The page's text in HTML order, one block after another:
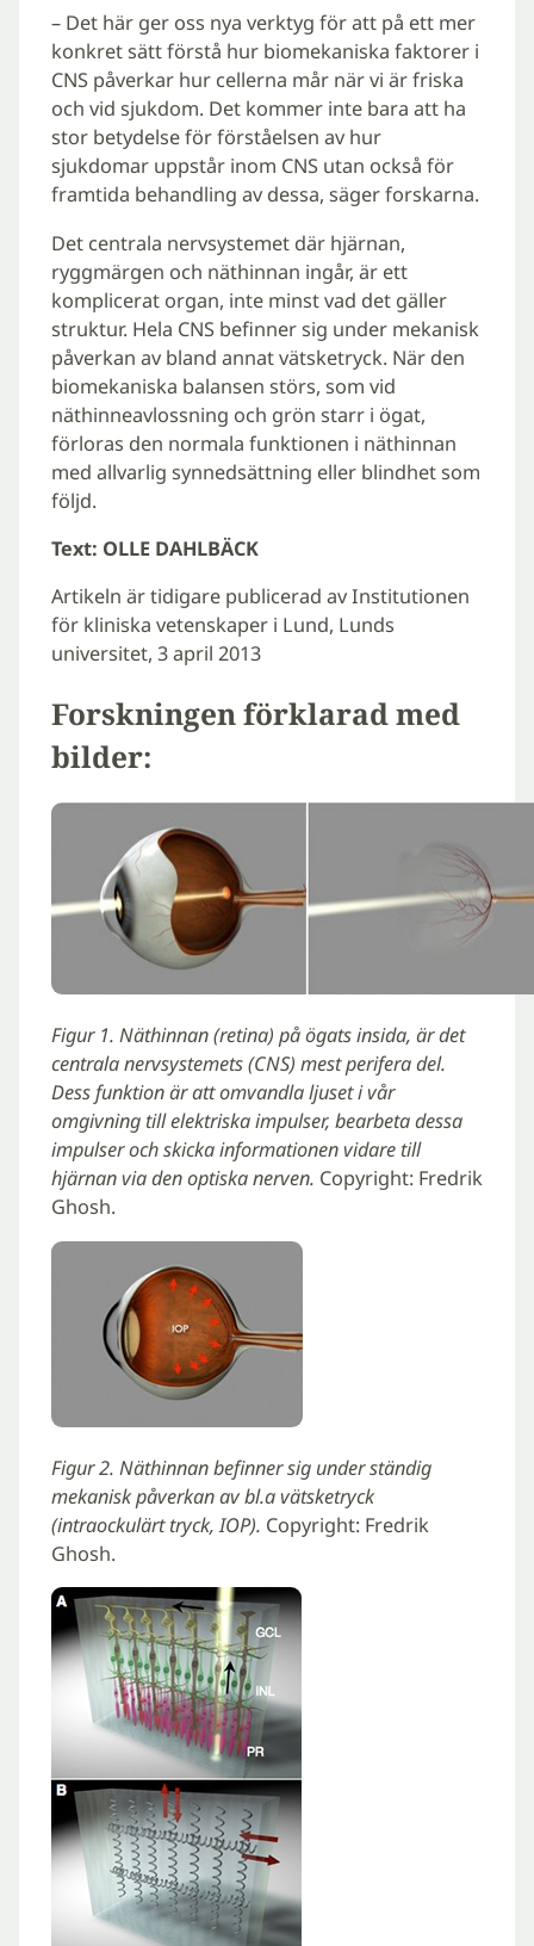
– Det här ger oss nya verktyg för att på ett mer
konkret sätt förstå hur biomekaniska faktorer i
CNS påverkar hur cellerna mår när vi är friska
och vid sjukdom. Det kommer inte bara att ha
stor betydelse för förståelsen av hur
sjukdomar uppstår inom CNS utan också för
framtida behandling av dessa, säger forskarna.
Det centrala nervsystemet där hjärnan,
ryggmärgen och näthinnan ingår, är ett
komplicerat organ, inte minst vad det gäller
struktur. Hela CNS befinner sig under mekanisk
påverkan av bland annat vätsketryck. När den
biomekaniska balansen störs, som vid
näthinneavlossning och grön starr i ögat,
förloras den normala funktionen i näthinnan
med allvarlig synnedsättning eller blindhet som
följd.
Text: OLLE DAHLBÄCK
Artikeln är tidigare publicerad av Institutionen
för kliniska vetenskaper i Lund, Lunds
universitet, 3 april 2013
Forskningen förklarad med
bilder:
Figur 1. Näthinnan (retina) på ögats insida, är det
centrala nervsystemets (CNS) mest perifera del.
Dess funktion är att omvandla ljuset i vår
omgivning till elektriska impulser, bearbeta dessa
impulser och skicka informationen vidare till
hjärnan via den optiska nerven. Copyright: Fredrik
Ghosh.
Figur 2. Näthinnan befinner sig under ständig
mekanisk påverkan av bl.a vätsketryck
(intraockulärt tryck, IOP). Copyright: Fredrik
Ghosh.